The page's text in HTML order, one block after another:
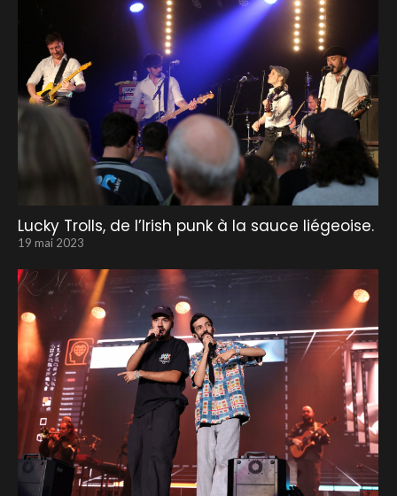
Lucky Trolls, de l’Irish punk à la sauce liégeoise.
19 mai 2023